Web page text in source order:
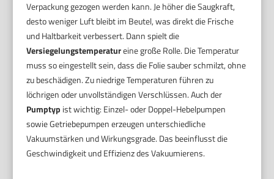
Verpackung gezogen werden kann. Je höher die Saugkraft,
desto weniger Luft bleibt im Beutel, was direkt die Frische
und Haltbarkeit verbessert. Dann spielt die
Versiegelungstemperatureine große Rolle. Die Temperatur
muss so eingestellt sein, dass die Folie sauber schmilzt, ohne
zu beschädigen. Zu niedrige Temperaturen führen zu
löchrigen oder unvollständigen Verschlüssen. Auch der
Pumptyp ist wichtig: Einzel- oder Doppel-Hebelpumpen
sowie Getriebepumpen erzeugen unterschiedliche
Vakuumstärken und Wirkungsgrade. Das beeinflusst die
Geschwindigkeit und Effizienz des Vakuumierens.